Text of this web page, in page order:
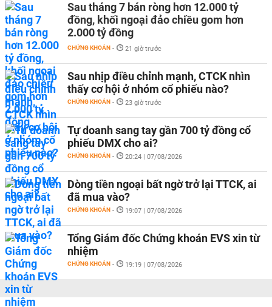
Sau tháng 7 bán ròng hơn 12.000 tỷ
đồng, khối ngoại đảo chiều gom hơn
2.000 tỷ đồng
CHỨNG KHOÁN - 21 giờ trước
Sau nhịp điều chỉnh mạnh, CTCK nhìn
thấy cơ hội ở nhóm cổ phiếu nào?
CHỨNG KHOÁN - 23 giờ trước
Tự doanh sang tay gần 700 tỷ đồng cổ
phiếu DMX cho ai?
CHỨNG KHOÁN - 20:24 | 07/08/2026
Dòng tiền ngoại bất ngờ trở lại TTCK, ai
đã mua vào?
CHỨNG KHOÁN - 19:07 | 07/08/2026
Tổng Giám đốc Chứng khoán EVS xin từ
nhiệm
CHỨNG KHOÁN - 19:19 | 07/08/2026